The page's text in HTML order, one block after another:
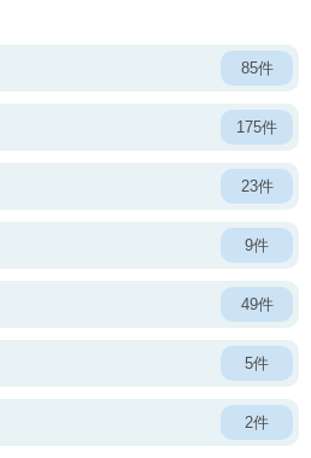
85件
175件
23件
9件
49件
5件
2件